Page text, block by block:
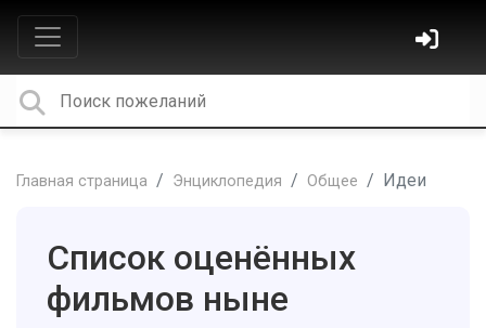
Главная страница Энциклопедия Общее Идеи
Список оценённых
фильмов ныне